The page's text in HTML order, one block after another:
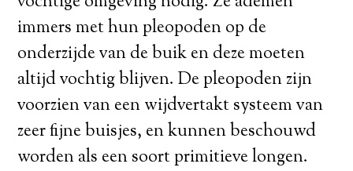
immers met hun pleopoden op de
onderzijde van de buik en deze moeten
altijd vochtig blijven. De pleopoden zijn
voorzien van een wijdvertakt systeem van
zeer fijne buisjes, en kunnen beschouwd
worden als een soort primitieve longen.